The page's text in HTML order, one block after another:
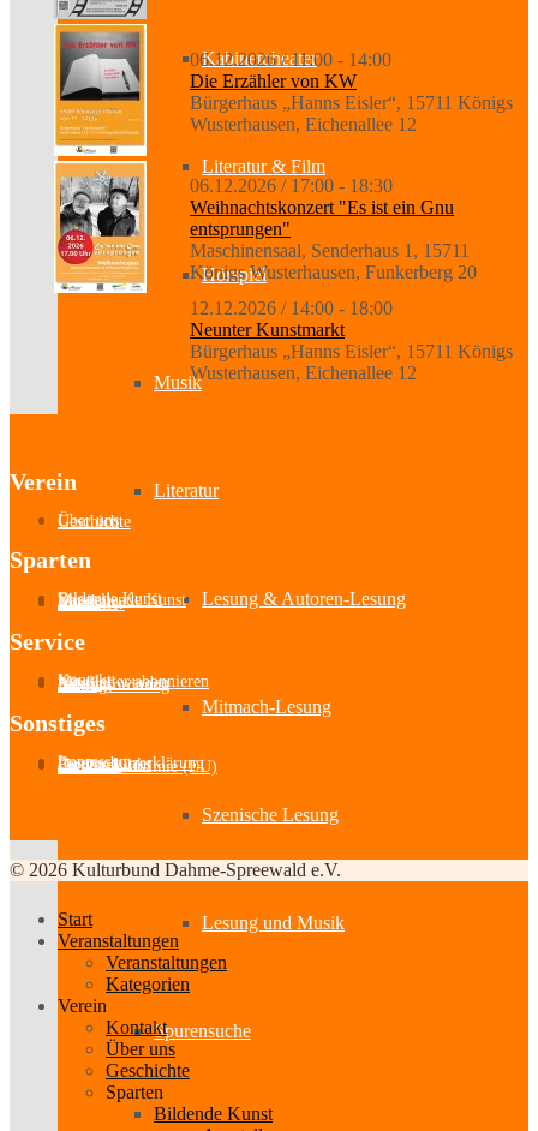
Kabinetttheater
Literatur & Film
Hörspiel
Musik
Literatur
Lesung & Autoren-Lesung
Mitmach-Lesung
Szenische Lesung
Lesung und Musik
Spurensuche
06.12.2026 / 11:00 - 14:00
Die Erzähler von KW
Bürgerhaus „Hanns Eisler“, 15711 Königs
Wusterhausen, Eichenallee 12
06.12.2026 / 17:00 - 18:30
Weihnachtskonzert "Es ist ein Gnu
entsprungen"
Maschinensaal, Senderhaus 1, 15711
Königs Wusterhausen, Funkerberg 20
12.12.2026 / 14:00 - 18:00
Neunter Kunstmarkt
Bürgerhaus „Hanns Eisler“, 15711 Königs
Wusterhausen, Eichenallee 12
Verein
Über uns
Geschichte
Sparten
Bildende Kunst
Darstellende Kunst
Musik
Literatur
Aussteller
Service
Kontakt
Newsletter abonnieren
Mitglied werden
Satzung
Beitragsordnung
Sonstiges
Impressum
Datenschutzerklärung
Partner-Links
Feedback
Cookie-Richtlinie (EU)
© 2026 Kulturbund Dahme-Spreewald e.V.
Start
Veranstaltungen
Veranstaltungen
Kategorien
Verein
Kontakt
Über uns
Geschichte
Sparten
Bildende Kunst